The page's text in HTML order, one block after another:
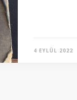
4 EYLÜL 2022